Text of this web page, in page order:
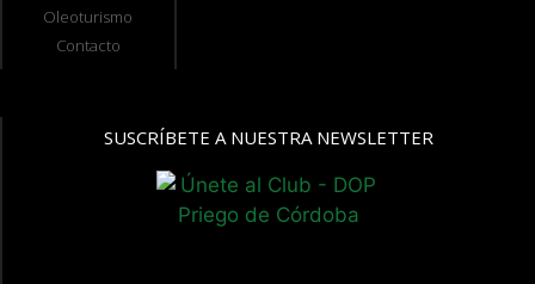
Oleoturismo
Contacto
SUSCRÍBETE A NUESTRA NEWSLETTER